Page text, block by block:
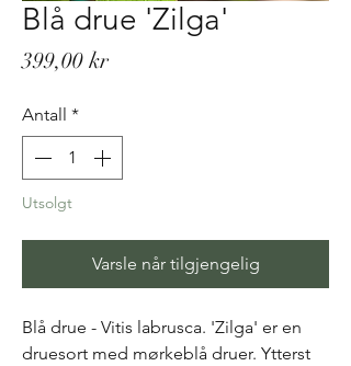
Blå drue 'Zilga'
399,00 krPris
Antall *
Utsolgt
Varsle når tilgjengelig
Blå drue - Vitis labrusca. 'Zilga' er en
druesort med mørkeblå druer. Ytterst